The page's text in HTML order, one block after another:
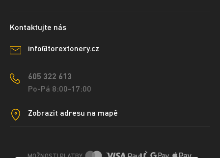
Kontaktujte nás
info@torextonery.cz
605 322 613
Po-Pá 8:00-17:00
Zobrazit adresu na mapě
MOŽNOSTI PLATBY